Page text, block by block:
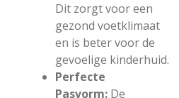
Dit zorgt voor een
gezond voetklimaat
en is beter voor de
gevoelige kinderhuid.
Perfecte
Pasvorm: De